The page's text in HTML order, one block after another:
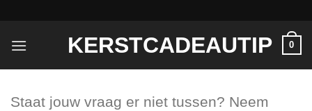
inhoud
KERSTCADEAUTIP 0
Staat jouw vraag er niet tussen? Neem